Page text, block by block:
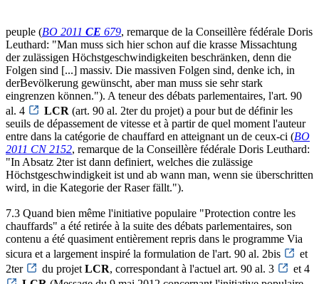
peuple (BO 2011 CE 679, remarque de la Conseillère fédérale Doris
Leuthard: "Man muss sich hier schon auf die krasse Missachtung
der zulässigen Höchstgeschwindigkeiten beschränken, denn die
Folgen sind [...] massiv. Die massiven Folgen sind, denke ich, in
derBevölkerung gewünscht, aber man muss sie sehr stark
eingrenzen können."). A teneur des débats parlementaires, l'art. 90
al. 4
LCR (art. 90 al. 2ter du projet) a pour but de définir les
seuils de dépassement de vitesse et à partir de quel moment l'auteur
entre dans la catégorie de chauffard en atteignant un de ceux-ci (BO
2011 CN 2152, remarque de la Conseillère fédérale Doris Leuthard:
"In Absatz 2ter ist dann definiert, welches die zulässige
Höchstgeschwindigkeit ist und ab wann man, wenn sie überschritten
wird, in die Kategorie der Raser fällt.").
7.3 Quand bien même l'initiative populaire "Protection contre les
chauffards" a été retirée à la suite des débats parlementaires, son
contenu a été quasiment entièrement repris dans le programme Via
sicura et a largement inspiré la formulation de l'art. 90 al. 2bis
et
2ter
du projet LCR, correspondant à l'actuel art. 90 al. 3
et 4